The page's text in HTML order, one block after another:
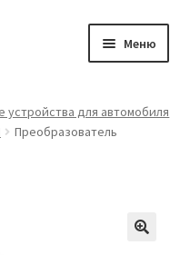
Меню
устройства для автомобиля
Преобразователь